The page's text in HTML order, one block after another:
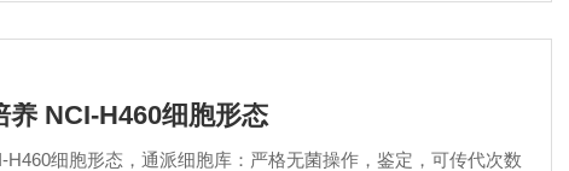
养 NCI-H460细胞形态
H460细胞形态，通派细胞库：严格无菌操作，鉴定，可传代次数